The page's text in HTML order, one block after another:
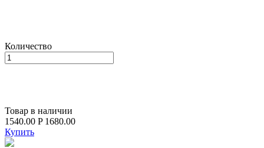
Количество
Товар в наличии
1540.00 P 1680.00
Купить